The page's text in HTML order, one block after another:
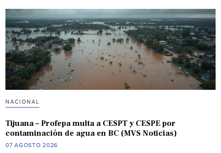
NACIONAL
Tijuana – Profepa multa a CESPT y CESPE por
contaminación de agua en BC (MVS Noticias)
07 AGOSTO 2026